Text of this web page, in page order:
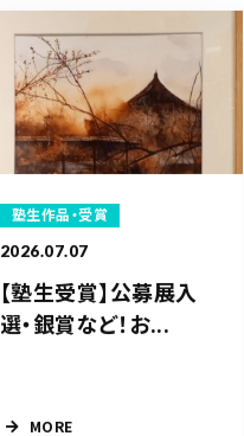
塾生作品・受賞
2026.07.07
【塾生受賞】公募展入
選・銀賞など！お...
MORE